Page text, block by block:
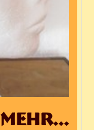
mehr...